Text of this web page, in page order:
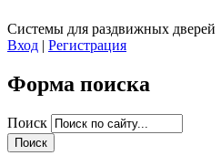
Системы для раздвижных дверей
Вход | Регистрация
Форма поиска
Поиск